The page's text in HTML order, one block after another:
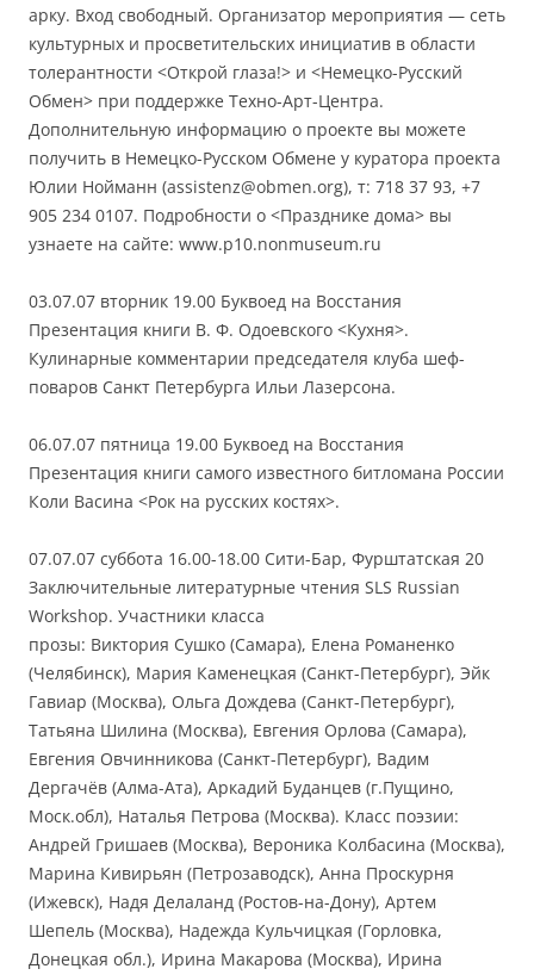
арку. Вход свободный. Организатор мероприятия — сеть
культурных и просветительских инициатив в области
толерантности <Открой глаза!> и <Немецко-Русский
Обмен> при поддержке Техно-Арт-Центра.
Дополнительную информацию о проекте вы можете
получить в Немецко-Русском Обмене у куратора проекта
Юлии Нойманн (assistenz@obmen.org), т: 718 37 93, +7
905 234 0107. Подробности о <Празднике дома> вы
узнаете на сайте: www.p10.nonmuseum.ru
03.07.07 вторник 19.00 Буквоед на Восстания
Презентация книги В. Ф. Одоевского <Кухня>.
Кулинарные комментарии председателя клуба шеф-
поваров Санкт Петербурга Ильи Лазерсона.
06.07.07 пятница 19.00 Буквоед на Восстания
Презентация книги самого известного битломана России
Коли Васина <Рок на русских костях>.
07.07.07 суббота 16.00-18.00 Сити-Бар, Фурштатская 20
Заключительные литературные чтения SLS Russian
Workshop. Участники класса
прозы: Виктория Сушко (Самара), Елена Романенко
(Челябинск), Мария Каменецкая (Санкт-Петербург), Эйк
Гавиар (Москва), Ольга Дождева (Санкт-Петербург),
Татьяна Шилина (Москва), Евгения Орлова (Самара),
Евгения Овчинникова (Санкт-Петербург), Вадим
Дергачёв (Алма-Ата), Аркадий Буданцев (г.Пущино,
Моск.обл), Наталья Петрова (Москва). Класс поэзии:
Андрей Гришаев (Москва), Вероника Колбасина (Москва),
Марина Кивирьян (Петрозаводск), Анна Проскурня
(Ижевск), Надя Делаланд (Ростов-на-Дону), Артем
Шепель (Москва), Надежда Кульчицкая (Горловка,
Донецкая обл.), Ирина Макарова (Москва), Ирина